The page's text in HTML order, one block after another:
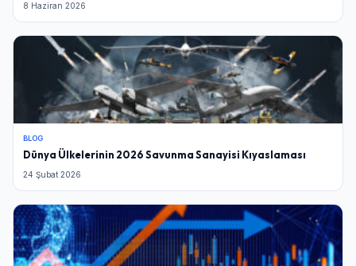
8 Haziran 2026
BLOG
Dünya Ülkelerinin 2026 Savunma Sanayisi Kıyaslaması
24 Şubat 2026